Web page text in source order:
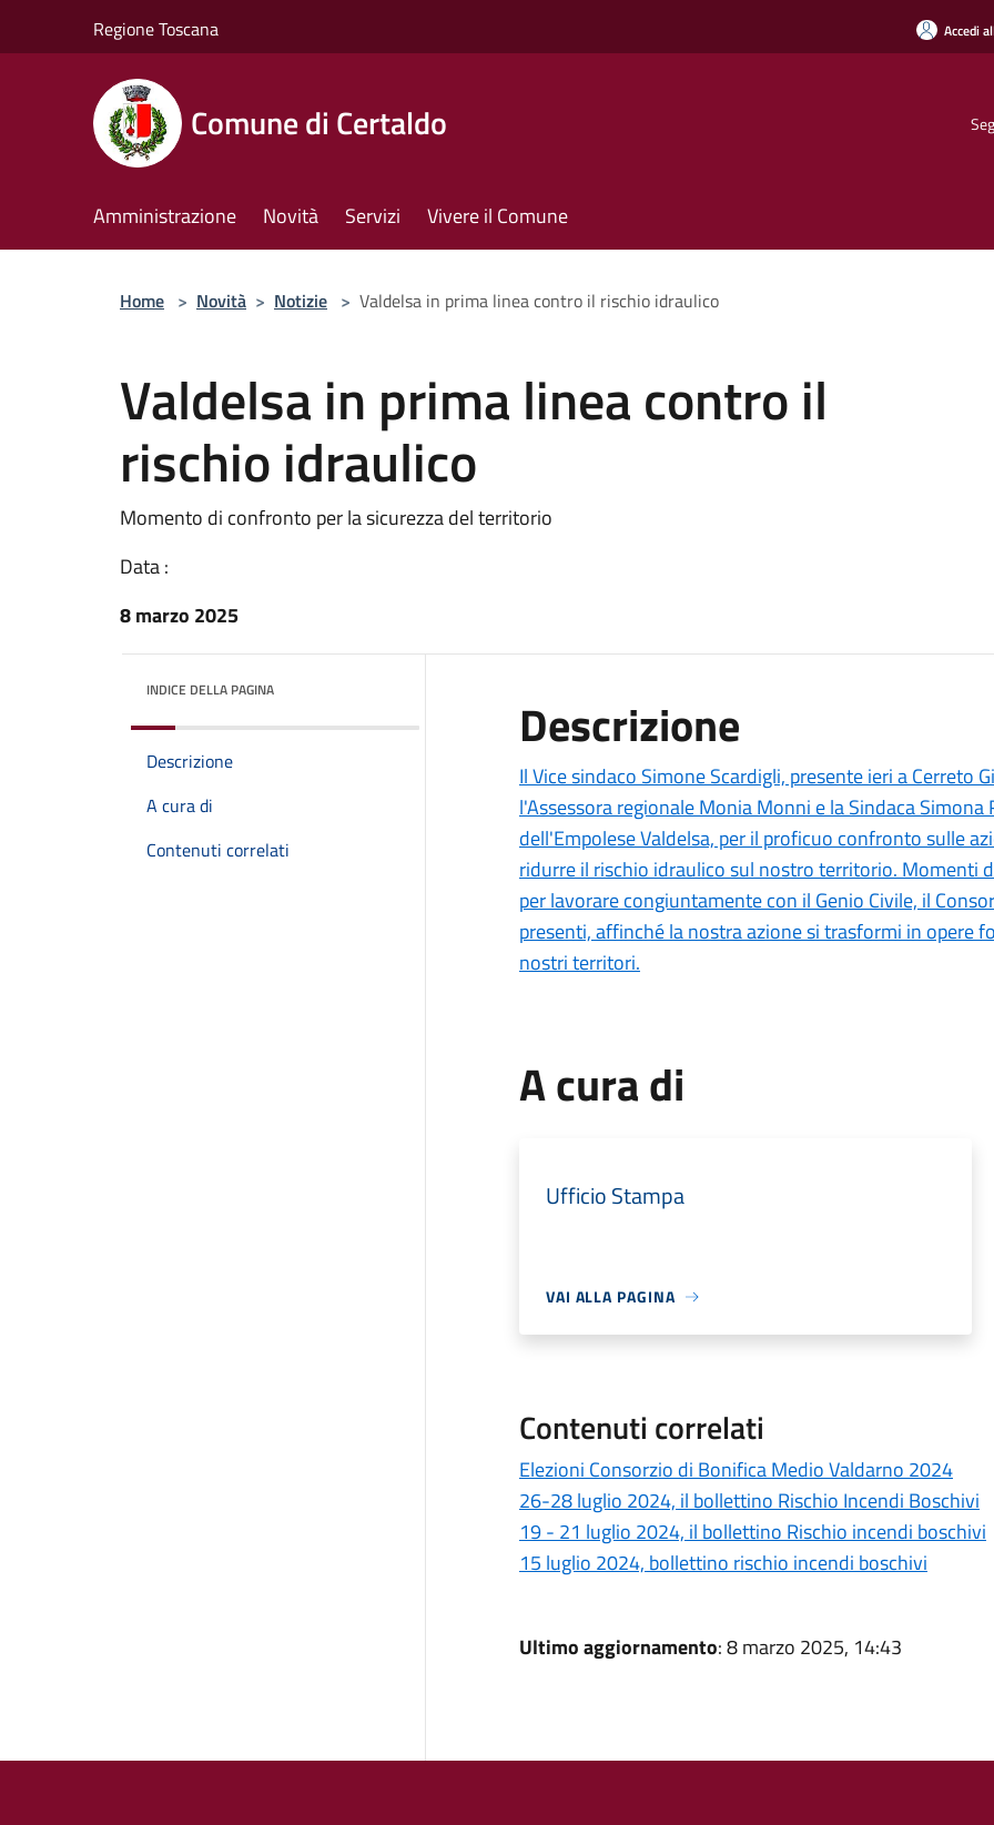
Regione Toscana Accedi
Comune di Certaldo
Amministrazione Novità Servizi Vivere il Comune
Home > Novità > Notizie > Valdelsa in prima linea contro il rischio idraulico
Valdelsa in prima linea contro il
rischio idraulico
Momento di confronto per la sicurezza del territorio
Data :
8 marzo 2025
INDICE DELLA PAGINA
Descrizione
A cura di
Contenuti correlati
Descrizione
Il Vice sindaco Simone Scardigli, presente ieri a Cerreto
l'Assessora regionale Monia Monni e la Sindaca
dell'Empolese Valdelsa, per il proficuo confronto sulle
ridurre il rischio idraulico sul nostro territorio. Momenti
per lavorare congiuntamente con il Genio Civile, il
presenti, affinché la nostra azione si trasformi in opere
nostri territori.
A cura di
Ufficio Stampa
VAI ALLA PAGINA
Contenuti correlati
Elezioni Consorzio di Bonifica Medio Valdarno 2024
26-28 luglio 2024, il bollettino Rischio Incendi Boschivi
19 - 21 luglio 2024, il bollettino Rischio incendi boschivi
15 luglio 2024, bollettino rischio incendi boschivi
Ultimo aggiornamento: 8 marzo 2025, 14:43